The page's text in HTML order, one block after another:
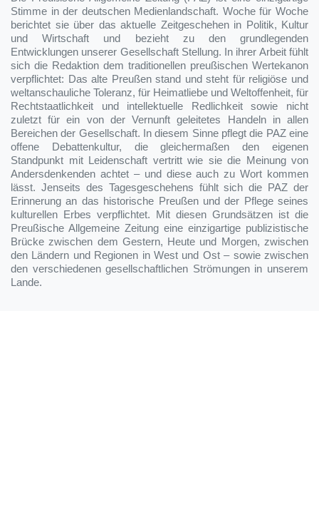
Stimme in der deutschen Medienlandschaft. Woche für Woche
berichtet sie über das aktuelle Zeitgeschehen in Politik, Kultur
und Wirtschaft und bezieht zu den grundlegenden
Entwicklungen unserer Gesellschaft Stellung. In ihrer Arbeit fühlt
sich die Redaktion dem traditionellen preußischen Wertekanon
verpflichtet: Das alte Preußen stand und steht für religiöse und
weltanschauliche Toleranz, für Heimatliebe und Weltoffenheit, für
Rechtstaatlichkeit und intellektuelle Redlichkeit sowie nicht
zuletzt für ein von der Vernunft geleitetes Handeln in allen
Bereichen der Gesellschaft. In diesem Sinne pflegt die PAZ eine
offene Debattenkultur, die gleichermaßen den eigenen
Standpunkt mit Leidenschaft vertritt wie sie die Meinung von
Andersdenkenden achtet – und diese auch zu Wort kommen
lässt. Jenseits des Tagesgeschehens fühlt sich die PAZ der
Erinnerung an das historische Preußen und der Pflege seines
kulturellen Erbes verpflichtet. Mit diesen Grundsätzen ist die
Preußische Allgemeine Zeitung eine einzigartige publizistische
Brücke zwischen dem Gestern, Heute und Morgen, zwischen
den Ländern und Regionen in West und Ost – sowie zwischen
den verschiedenen gesellschaftlichen Strömungen in unserem
Lande.